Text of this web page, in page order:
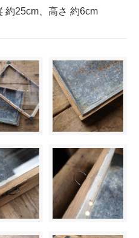
約25cm、高さ 約6cm